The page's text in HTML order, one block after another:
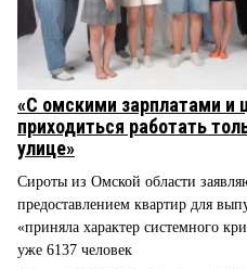
«С омскими зарплатами и
приходиться работать
улице»
Сироты из Омской области
предоставлением квартир для
«приняла характер системного
уже 6137 человек